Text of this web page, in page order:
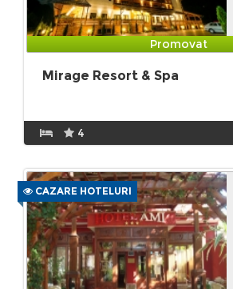
Promovat
Mirage Resort & Spa
4
CAZARE HOTELURI